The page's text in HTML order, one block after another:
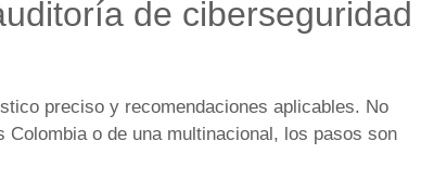
de ciberseguridad
preciso y recomendaciones aplicables. No
o de una multinacional, los pasos son